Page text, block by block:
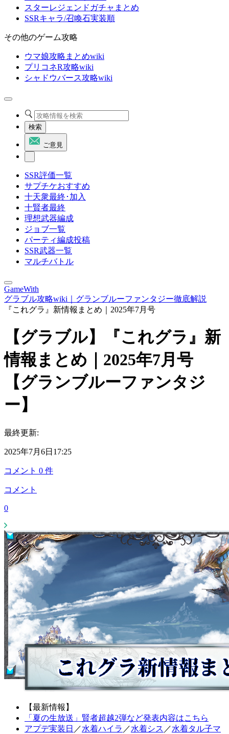
スターレジェンドガチャまとめ
SSRキャラ/召喚石実装順
その他のゲーム攻略
ウマ娘攻略まとめwiki
プリコネR攻略wiki
シャドウバース攻略wiki
検索
ご意見
SSR評価一覧
サプチケおすすめ
十天衆最終･加入
十賢者最終
理想武器編成
ジョブ一覧
パーティ編成投稿
SSR武器一覧
マルチバトル
GameWith
グラブル攻略wiki｜グランブルーファンタジー徹底解説
『これグラ』新情報まとめ｜2025年7月号
【グラブル】『これグラ』新
情報まとめ｜2025年7月号
【グランブルーファンタジ
ー】
最終更新:
2025年7月6日17:25
コメント 0 件
コメント
0
【最新情報】
「夏の生放送」賢者超越2弾など発表内容はこちら
アプデ実装日 ／水着ハイラ ／水着シス ／水着タル子マ